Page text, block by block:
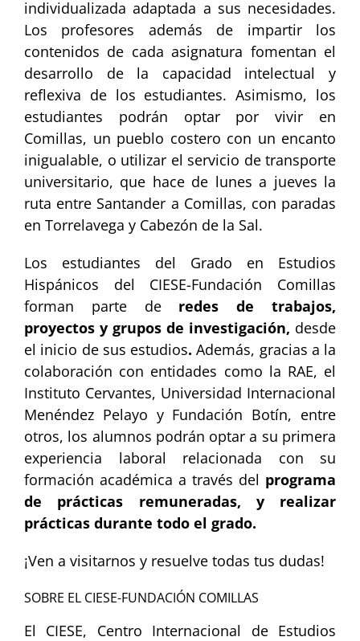
individualizada adaptada a sus necesidades.
Los profesores además de impartir los
contenidos de cada asignatura fomentan el
desarrollo de la capacidad intelectual y
reflexiva de los estudiantes. Asimismo, los
estudiantes podrán optar por vivir en
Comillas, un pueblo costero con un encanto
inigualable, o utilizar el servicio de transporte
universitario, que hace de lunes a jueves la
ruta entre Santander a Comillas, con paradas
en Torrelavega y Cabezón de la Sal.
Los estudiantes del Grado en Estudios
Hispánicos del CIESE-Fundación Comillas
forman parte de redes de trabajos,
proyectos y grupos de investigación, desde
el inicio de sus estudios.Además, gracias a la
colaboración con entidades como la RAE, el
Instituto Cervantes, Universidad Internacional
Menéndez Pelayo y Fundación Botín, entre
otros, los alumnos podrán optar a su primera
experiencia laboral relacionada con su
formación académica a través del programa
de prácticas remuneradas, y realizar
prácticas durante todo el grado.
¡Ven a visitarnos y resuelve todas tus dudas!
SOBRE EL CIESE-FUNDACIÓN COMILLAS
El CIESE, Centro Internacional de Estudios